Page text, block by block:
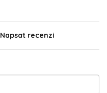
Napsat recenzi